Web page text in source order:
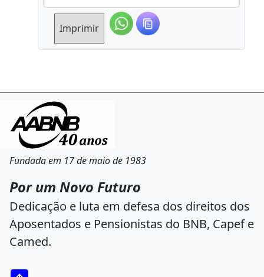
Imprimir
Fundada em 17 de maio de 1983
Por um Novo Futuro
Dedicação e luta em defesa dos direitos dos
Aposentados e Pensionistas do BNB, Capef e
Camed.